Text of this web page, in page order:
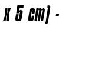
x 5 cm) -